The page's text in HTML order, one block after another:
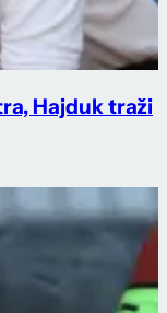
Hajduk traži